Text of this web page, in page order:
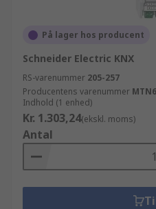
På lager hos producent
Schneider Electric KNX
RS-varenummer 205-257
Producentens varenummer
Indhold (1 enhed)
Kr. 1.303,24(ekskl. moms)
Antal